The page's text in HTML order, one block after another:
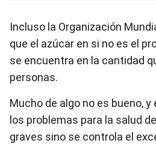
Incluso la Organización
que el azúcar en si no es el
se encuentra en la cantidad
personas.
Mucho de algo no es bueno, y
los problemas para la salud
graves sino se controla el